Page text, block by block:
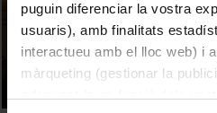
puguin diferenciar la vostra
usuaris), amb finalitats
interactueu amb el lloc web) i
màrqueting (gestionar la